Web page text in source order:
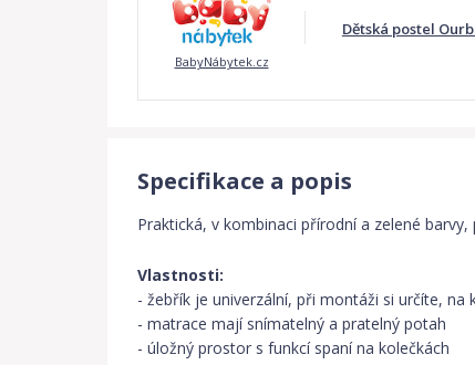
BabyNábytek.cz
Dětská postel
Specifikace a popis
Praktická, v kombinaci přírodní a zelené
Vlastnosti:
- žebřík je univerzální, při montáži si určíte,
- matrace mají snímatelný a pratelný potah
- úložný prostor s funkcí spaní na kolečkách